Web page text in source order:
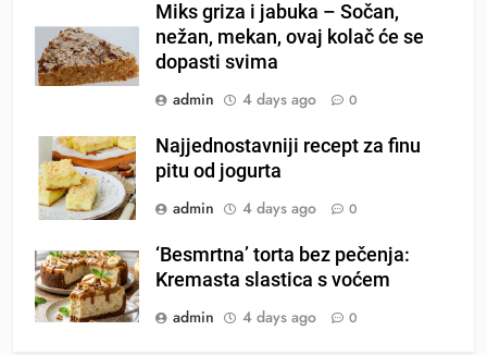
Miks griza i jabuka – Sočan,
nežan, mekan, ovaj kolač će se
dopasti svima
admin
4 days ago 0
Najjednostavniji recept za finu
pitu od jogurta
admin
4 days ago 0
‘Besmrtna’ torta bez pečenja:
Kremasta slastica s voćem
admin
4 days ago 0